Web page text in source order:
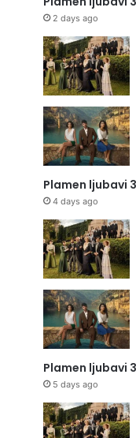
2 days ago
Plamen ljubavi
4 days ago
Plamen ljubavi
5 days ago